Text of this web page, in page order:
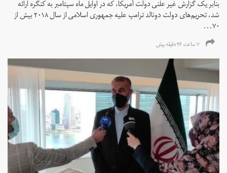
بنابر یک گزارش غیر علنی دولت آمریکا، که در اوایل ماه سپتامبر به کنگره ارائه
شد، تحریم‌های دولت دونالد ترامپ علیه جمهوری اسلامی از سال ۲۰۱۸ بیش از
۷۰...
۷ ساعت ۴۶ دقیقه پیش